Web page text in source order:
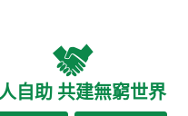
自助 共建無窮世界